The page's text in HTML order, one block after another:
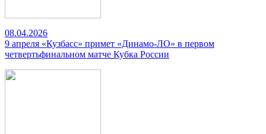
08.04.2026
9 апреля «Кузбасс» примет «Динамо-ЛО» в первом
четвертьфинальном матче Кубка России